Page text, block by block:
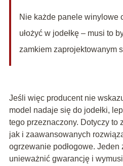
Nie każde panele winylowe
ułożyć w jodełkę – musi to
zamkiem zaprojektowanym
Jeśli więc producent nie
model nadaje się do jodełki,
tego przeznaczony. Dotyczy to
jak i zaawansowanych
ogrzewanie podłogowe. Jeden
unieważnić gwarancję i